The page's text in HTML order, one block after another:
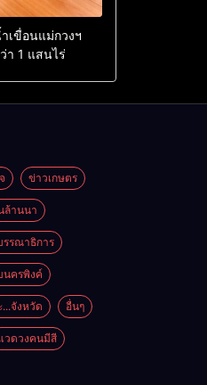
เขื่อนแม่กวงฯ
า 1 แสนไร่
ข่าวเกษตร
ล้านนา
รณาธิการ
นครพิงค์
...จังหวัด อื่นๆ
วดวงคนมีสี